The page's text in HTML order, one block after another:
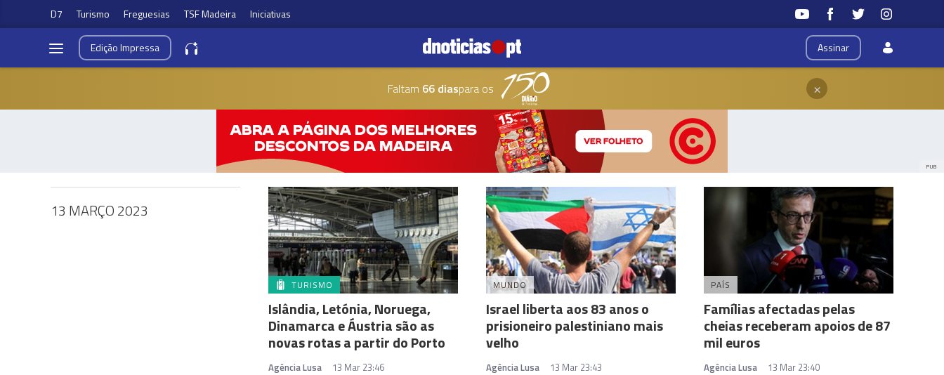
D7 Turismo Freguesias TSF Madeira Iniciativas
Assinar
EdiçãoImpressa
Faltam 66 diaspara os ×
PUB
13 MARÇO 2023
TURISMO
Islândia, Letónia, Noruega,
Dinamarca e Áustria são as
novas rotas a partir do Porto
Agência Lusa 13 Mar 23:46
MUNDO
Israel liberta aos 83 anos o
prisioneiro palestiniano mais
velho
Agência Lusa 13 Mar 23:43
PAÍS
Famílias afectadas pelas
cheias receberam apoios de 87
mil euros
Agência Lusa 13 Mar 23:40